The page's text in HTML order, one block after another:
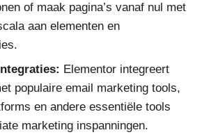
of maak pagina’s vanaf nul met
aan elementen en
Elementor integreert
populaire email marketing tools,
en andere essentiële tools
marketing inspanningen.